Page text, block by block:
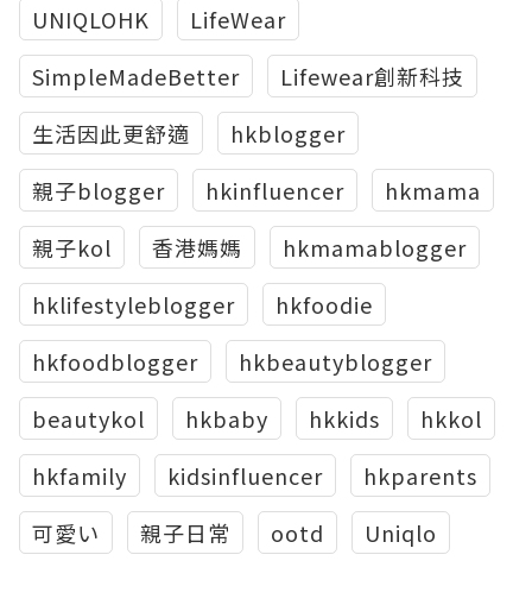
UNIQLOHK
LifeWear
SimpleMadeBetter
Lifewear創新科技
生活因此更舒適
hkblogger
親子blogger
hkinfluencer
hkmama
親子kol
香港媽媽
hkmamablogger
hklifestyleblogger
hkfoodie
hkfoodblogger
hkbeautyblogger
beautykol
hkbaby hkkids
hkkol
hkfamily
kidsinfluencer
hkparents
可愛い
親子日常 ootd Uniqlo